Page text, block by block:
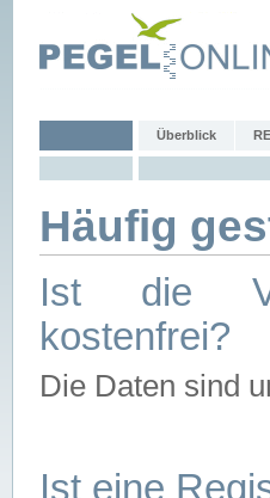
Überblick
Häufig
Ist die
kostenfrei?
Die Daten sind
Ist eine